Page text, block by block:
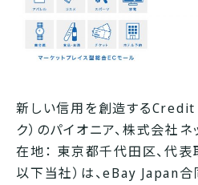
新しい信用を創造するCredit
ク）のパイオニア、株式会社
在地： 東京都千代田区、代表
以下当社）は、eBay Japan